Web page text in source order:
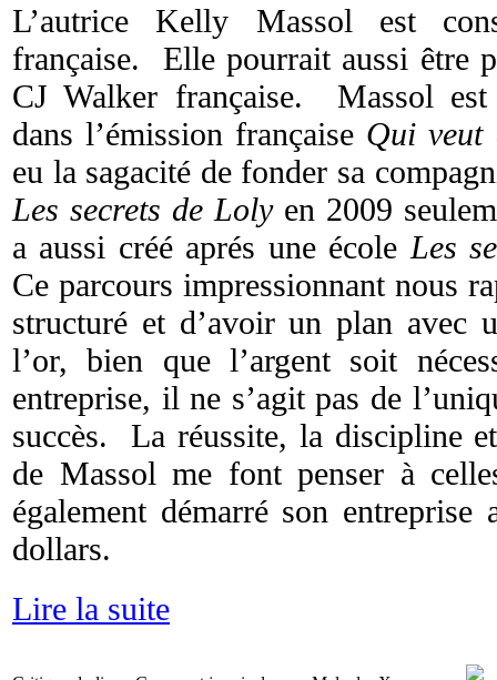
L’autrice Kelly Massol est
française. Elle pourrait aussi être
CJ Walker française. Massol est
dans l’émission française Qui veut
eu la sagacité de fonder sa
Les secrets de Lolyen 2009
a aussi créé aprés une école Les
Ce parcours impressionnant nous
structuré et d’avoir un plan
l’or, bien que l’argent soit
entreprise, il ne s’agit pas de
succès. La réussite, la discipline
de Massol me font penser à
également démarré son
dollars.
Lire la suite